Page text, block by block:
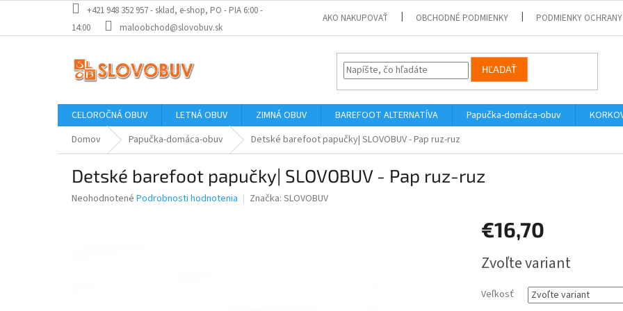
obsah
+421 948 352 957 - sklad, e-shop, PO - PIA 6:00 -
14:00
maloobchod@slovobuv.sk
AKO NAKUPOVAŤ OBCHODNÉ PODMIENKY PODMIENKY OCHRANY
HĽADAŤ
CELOROČNÁ OBUV LETNÁ OBUV ZIMNÁ OBUV BAREFOOT ALTERNATÍVA Papučka-domáca-obuv
Domov
Papučka-domáca-obuv Detské barefoot papučky| SLOVOBUV - Pap ruz-ruz
Detské barefoot papučky| SLOVOBUV - Pap ruz-ruz
Priemerné
Neohodnotené Podrobnosti hodnotenia Značka: SLOVOBUV
€16,70
cena:
Zvoľte variant
Veľkosť